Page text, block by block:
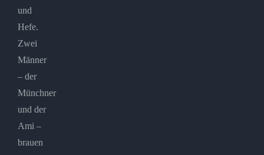
und
Hefe.
Zwei
Männer
– der
Münchner
und der
Ami –
brauen